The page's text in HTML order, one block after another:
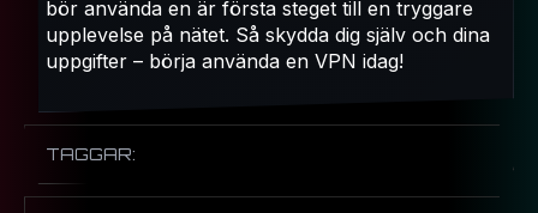
bör använda en är första steget till en tryggare
upplevelse på nätet. Så skydda dig själv och dina
uppgifter – börja använda en VPN idag!
TAGGAR: